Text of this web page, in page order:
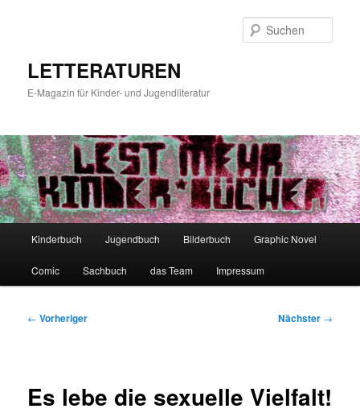
LETTERATUREN
E-Magazin für Kinder- und Jugendliteratur
Kinderbuch Jugendbuch Bilderbuch Graphic Novel
Comic Sachbuch das Team Impressum
Beitragsnavigation
← Vorheriger Nächster →
Es lebe die sexuelle Vielfalt!